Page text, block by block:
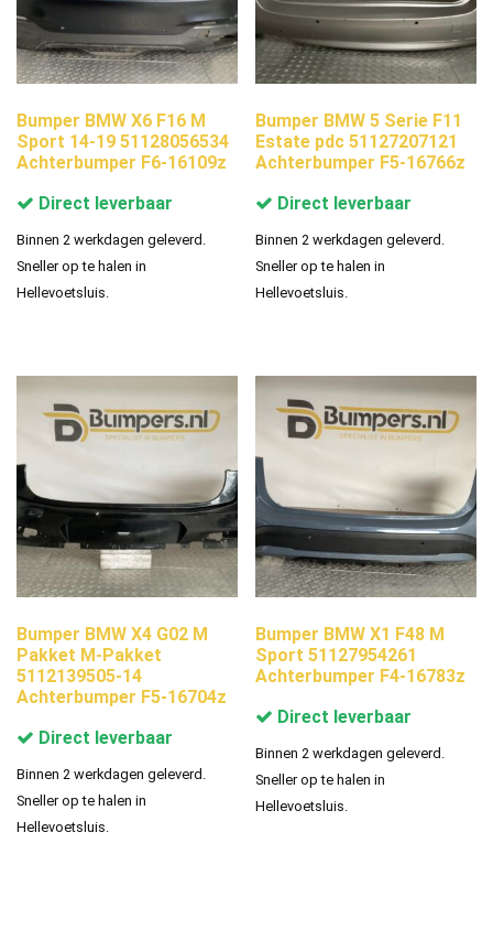
Bumper BMW X6 F16 M
Sport 14-19 51128056534
Achterbumper F6-16109z
Direct leverbaar
Binnen 2 werkdagen geleverd.
Sneller op te halen in
Hellevoetsluis.
Bumper BMW 5 Serie F11
Estate pdc 51127207121
Achterbumper F5-16766z
Direct leverbaar
Binnen 2 werkdagen geleverd.
Sneller op te halen in
Hellevoetsluis.
Bumper BMW X4 G02 M
Pakket M-Pakket
5112139505-14
Achterbumper F5-16704z
Direct leverbaar
Binnen 2 werkdagen geleverd.
Sneller op te halen in
Hellevoetsluis.
Bumper BMW X1 F48 M
Sport 51127954261
Achterbumper F4-16783z
Direct leverbaar
Binnen 2 werkdagen geleverd.
Sneller op te halen in
Hellevoetsluis.